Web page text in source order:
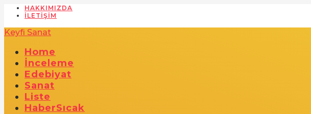
HAKKIMIZDA
İLETIŞIM
Keyfi Sanat
Home
İnceleme
Edebiyat
Sanat
Liste
HaberSıcak